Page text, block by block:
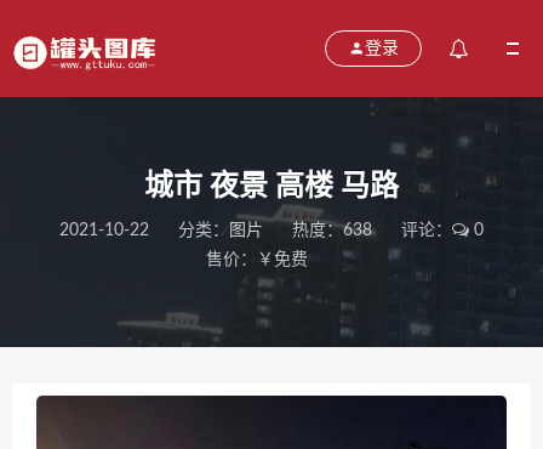
登录
城市 夜景 高楼 马路
2021-10-22 分类：图片 热度：638 评论：
0
售价：￥免费